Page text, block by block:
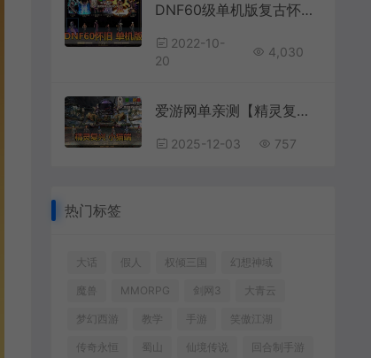
DNF60级单机版复古怀旧虚拟机一键端完整五职业主线支线任务完善低级深渊开放
2022-10-
20
4,030
爱游网单亲测【精灵复兴单机版】小猫精灵端带内辅内置GM命令一键启动视频安装教学
2025-12-03 757
热门标签
大话 假人 权倾三国 幻想神域
魔兽 MMORPG 剑网3 大青云
梦幻西游 教学 手游 笑傲江湖
传奇永恒 蜀山 仙境传说 回合制手游